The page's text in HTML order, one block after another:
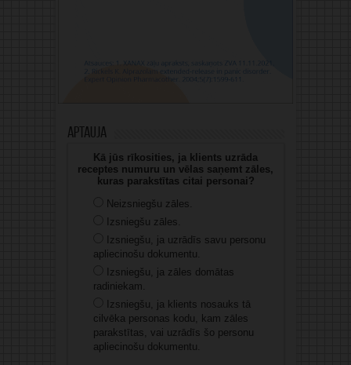
Aptauja
Kā jūs rīkosities, ja klients uzrāda
receptes numuru un vēlas saņemt zāles,
kuras parakstītas citai personai?
Neizsniegšu zāles.
Izsniegšu zāles.
Izsniegšu, ja uzrādīs savu personu
apliecinošu dokumentu.
Izsniegšu, ja zāles domātas
radiniekam.
Izsniegšu, ja klients nosauks tā
cilvēka personas kodu, kam zāles
parakstītas, vai uzrādīs šo personu
apliecinošu dokumentu.